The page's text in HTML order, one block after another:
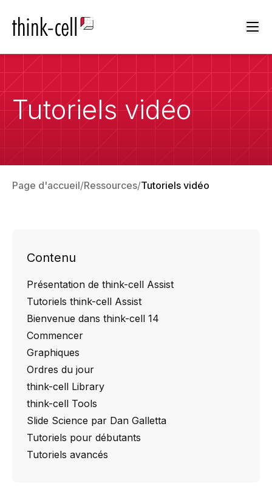
Tutoriels vidéo
Page d'accueil Ressources Tutoriels vidéo
Contenu
Présentation de think-cell Assist
Tutoriels think-cell Assist
Bienvenue dans think-cell 14
Commencer
Graphiques
Ordres du jour
think-cell Library
think-cell Tools
Slide Science par Dan Galletta
Tutoriels pour débutants
Tutoriels avancés